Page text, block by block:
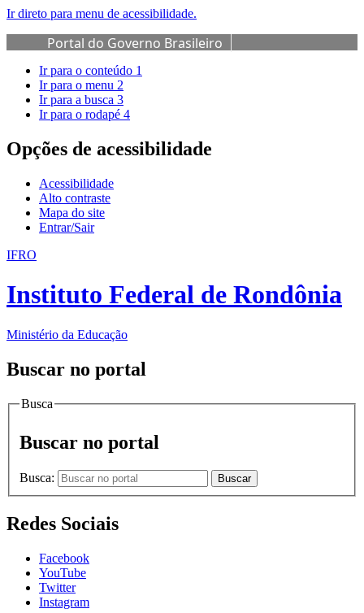
Ir direto para menu de acessibilidade.
Portal do Governo Brasileiro
Ir para o conteúdo 1
Ir para o menu 2
Ir para a busca 3
Ir para o rodapé 4
Opções de acessibilidade
Acessibilidade
Alto contraste
Mapa do site
Entrar/Sair
IFRO
Instituto Federal de Rondônia
Ministério da Educação
Buscar no portal
Busca
Buscar no portal
Busca: Buscar
Redes Sociais
Facebook
YouTube
Twitter
Instagram